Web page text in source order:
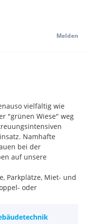
Melden
vielfältig wie
"grünen Wiese" weg
Namhafte
bei der
auf unsere
Parkplätze, Miet- und
oder
das Unternehmen